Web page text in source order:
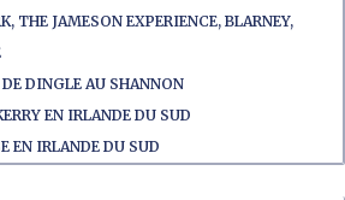
THE JAMESON EXPERIENCE, BLARNEY,
DINGLE AU SHANNON
EN IRLANDE DU SUD
EN IRLANDE DU SUD